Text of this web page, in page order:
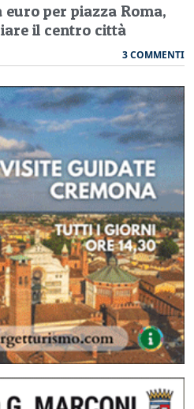
per piazza Roma,
il centro città
3 COMMENTI